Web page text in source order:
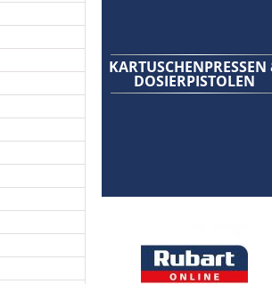
KARTUSCHENPRESSEN
DOSIERPISTOLEN